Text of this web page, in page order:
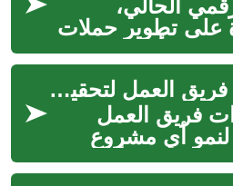
الحالي،
على تطوير حملات
أمرًا بالغ
يسعى لتحقيق
تطوير مهارات فريق العمل لتحقيق النجاح
فريق العمل
أي مشروع
في بيئة الأعمال
ففي عالم ي...